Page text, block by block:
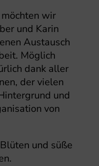
wir
und Karin
Austausch
Möglich
dank aller
der vielen
und
von
und süße